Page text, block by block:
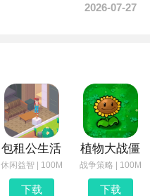
2026-07-27
包租公生活
休闲益智 | 100M
下载
植物大战僵
战争策略 | 100M
下载